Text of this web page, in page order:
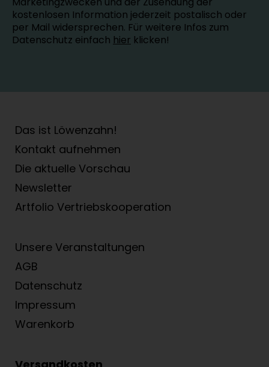
kostenlosen Information jederzeit postalisch oder
per Mail widersprechen. Für weitere Infos zum
Datenschutz einfach hier klicken!
Das ist Löwenzahn!
Kontakt aufnehmen
Die aktuelle Vorschau
Newsletter
Artfolio Vertriebs­kooperation
Unsere Veranstaltungen
AGB
Datenschutz
Impressum
Warenkorb